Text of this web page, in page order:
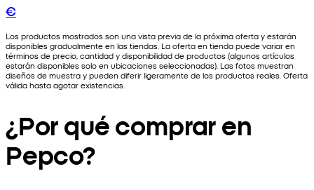
€
Los productos mostrados son una vista previa de la próxima oferta y estarán
disponibles gradualmente en las tiendas. La oferta en tienda puede variar en
términos de precio, cantidad y disponibilidad de productos (algunos artículos
estarán disponibles solo en ubicaciones seleccionadas). Las fotos muestran
diseños de muestra y pueden diferir ligeramente de los productos reales. Oferta
válida hasta agotar existencias.
¿Por qué comprar en
Pepco?